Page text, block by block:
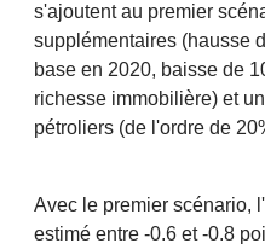
s'ajoutent au premier
supplémentaires (hausse
base en 2020, baisse de
richesse immobilière) et
pétroliers (de l'ordre de
Avec le premier scénario,
estimé entre -0.6 et -0.8